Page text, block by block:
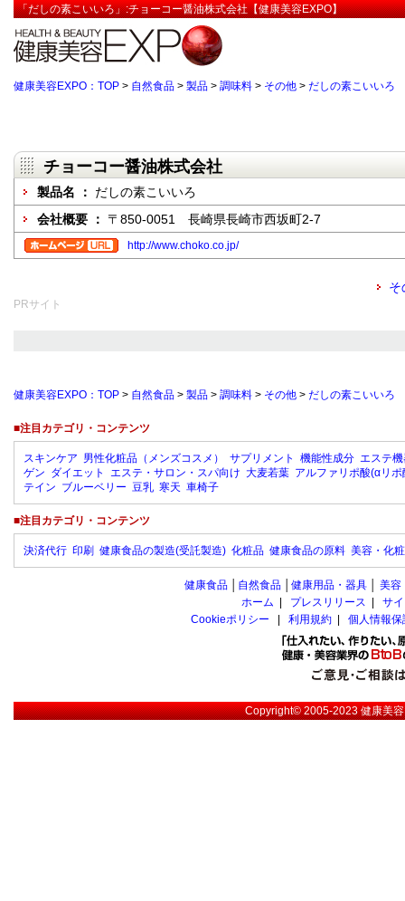
「だしの素こいいろ」:チョーコー醤油株式会社【健康美容EXPO】
健康美容EXPO：TOP > 自然食品 > 製品 > 調味料 > その他 > だしの素こいいろ
チョーコー醤油株式会社
製品名 ： だしの素こいいろ
会社概要 ： 〒850-0051 長崎県長崎市西坂町2-7
http://www.choko.co.jp/
そ
PRサイト
健康美容EXPO：TOP > 自然食品 > 製品 > 調味料 > その他 > だしの素こいいろ
■注目カテゴリ・コンテンツ
スキンケア 男性化粧品（メンズコスメ） サプリメント 機能性成分 エステ
ゲン ダイエット エステ・サロン・スパ向け 大麦若葉 アルファリポ酸(αリポ
テイン ブルーベリー 豆乳 寒天 車椅子
■注目カテゴリ・コンテンツ
決済代行 印刷 健康食品の製造(受託製造) 化粧品 健康食品の原料 美容・化
健康食品 自然食品 健康用品・器具 美容
ホーム
プレスリリース
サ
Cookieポリシー
利用規約 個人情報
Copyright© 2005-2023健康美